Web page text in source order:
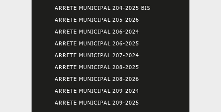
ARRETE MUNICIPAL 204-2025 BIS
ARRETE MUNICIPAL 205-2026
ARRETE MUNICIPAL 206-2024
ARRETE MUNICIPAL 206-2025
ARRETE MUNICIPAL 207-2024
ARRETE MUNICIPAL 208-2025
ARRETE MUNICIPAL 208-2026
ARRETE MUNICIPAL 209-2024
ARRETE MUNICIPAL 209-2025